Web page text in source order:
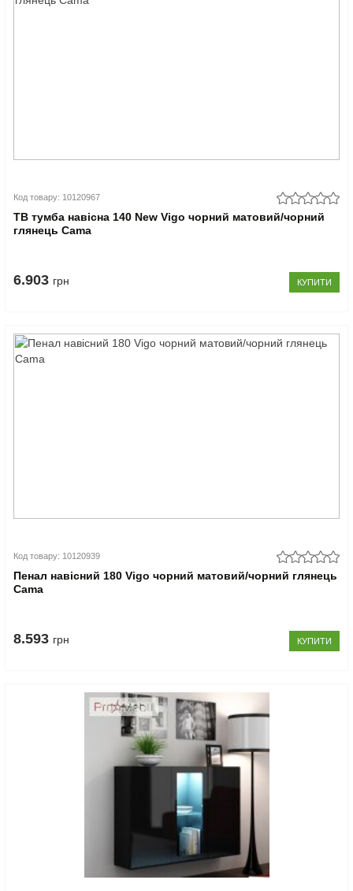
Код товару: 10120967
ТВ тумба навісна 140 New Vigo чорний матовий/чорний
глянець Cama
6.903 грн КУПИТИ
Код товару: 10120939
Пенал навісний 180 Vigo чорний матовий/чорний глянець
Cama
8.593 грн КУПИТИ